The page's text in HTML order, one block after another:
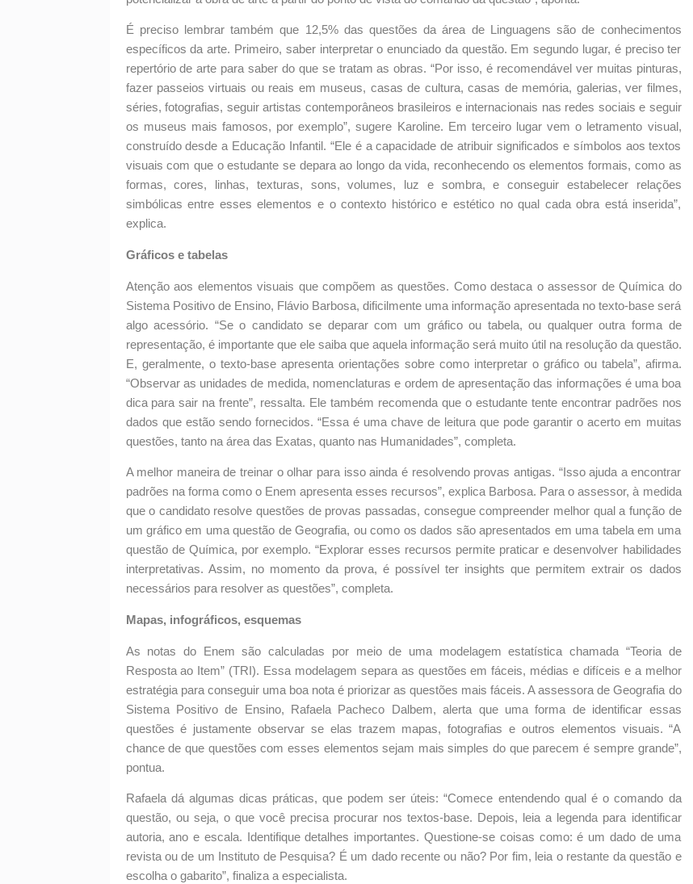
É preciso lembrar também que 12,5% das questões da área de Linguagens são de conhecimentos
específicos da arte. Primeiro, saber interpretar o enunciado da questão. Em segundo lugar, é preciso ter
repertório de arte para saber do que se tratam as obras. “Por isso, é recomendável ver muitas pinturas,
fazer passeios virtuais ou reais em museus, casas de cultura, casas de memória, galerias, ver filmes,
séries, fotografias, seguir artistas contemporâneos brasileiros e internacionais nas redes sociais e seguir
os museus mais famosos, por exemplo”, sugere Karoline. Em terceiro lugar vem o letramento visual,
construído desde a Educação Infantil. “Ele é a capacidade de atribuir significados e símbolos aos textos
visuais com que o estudante se depara ao longo da vida, reconhecendo os elementos formais, como as
formas, cores, linhas, texturas, sons, volumes, luz e sombra, e conseguir estabelecer relações
simbólicas entre esses elementos e o contexto histórico e estético no qual cada obra está inserida”,
explica.
Gráficos e tabelas
Atenção aos elementos visuais que compõem as questões. Como destaca o assessor de Química do
Sistema Positivo de Ensino, Flávio Barbosa, dificilmente uma informação apresentada no texto-base será
algo acessório. “Se o candidato se deparar com um gráfico ou tabela, ou qualquer outra forma de
representação, é importante que ele saiba que aquela informação será muito útil na resolução da questão.
E, geralmente, o texto-base apresenta orientações sobre como interpretar o gráfico ou tabela”, afirma.
“Observar as unidades de medida, nomenclaturas e ordem de apresentação das informações é uma boa
dica para sair na frente”, ressalta. Ele também recomenda que o estudante tente encontrar padrões nos
dados que estão sendo fornecidos. “Essa é uma chave de leitura que pode garantir o acerto em muitas
questões, tanto na área das Exatas, quanto nas Humanidades”, completa.
A melhor maneira de treinar o olhar para isso ainda é resolvendo provas antigas. “Isso ajuda a encontrar
padrões na forma como o Enem apresenta esses recursos”, explica Barbosa. Para o assessor, à medida
que o candidato resolve questões de provas passadas, consegue compreender melhor qual a função de
um gráfico em uma questão de Geografia, ou como os dados são apresentados em uma tabela em uma
questão de Química, por exemplo. “Explorar esses recursos permite praticar e desenvolver habilidades
interpretativas. Assim, no momento da prova, é possível ter insights que permitem extrair os dados
necessários para resolver as questões”, completa.
Mapas, infográficos, esquemas
As notas do Enem são calculadas por meio de uma modelagem estatística chamada “Teoria de
Resposta ao Item” (TRI). Essa modelagem separa as questões em fáceis, médias e difíceis e a melhor
estratégia para conseguir uma boa nota é priorizar as questões mais fáceis. A assessora de Geografia do
Sistema Positivo de Ensino, Rafaela Pacheco Dalbem, alerta que uma forma de identificar essas
questões é justamente observar se elas trazem mapas, fotografias e outros elementos visuais. “A
chance de que questões com esses elementos sejam mais simples do que parecem é sempre grande”,
pontua.
Rafaela dá algumas dicas práticas, que podem ser úteis: “Comece entendendo qual é o comando da
questão, ou seja, o que você precisa procurar nos textos-base. Depois, leia a legenda para identificar
autoria, ano e escala. Identifique detalhes importantes. Questione-se coisas como: é um dado de uma
revista ou de um Instituto de Pesquisa? É um dado recente ou não? Por fim, leia o restante da questão e
escolha o gabarito”, finaliza a especialista.